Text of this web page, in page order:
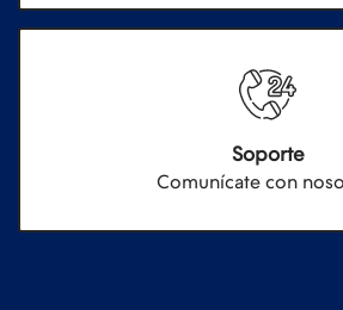
Soporte
Comunícate con